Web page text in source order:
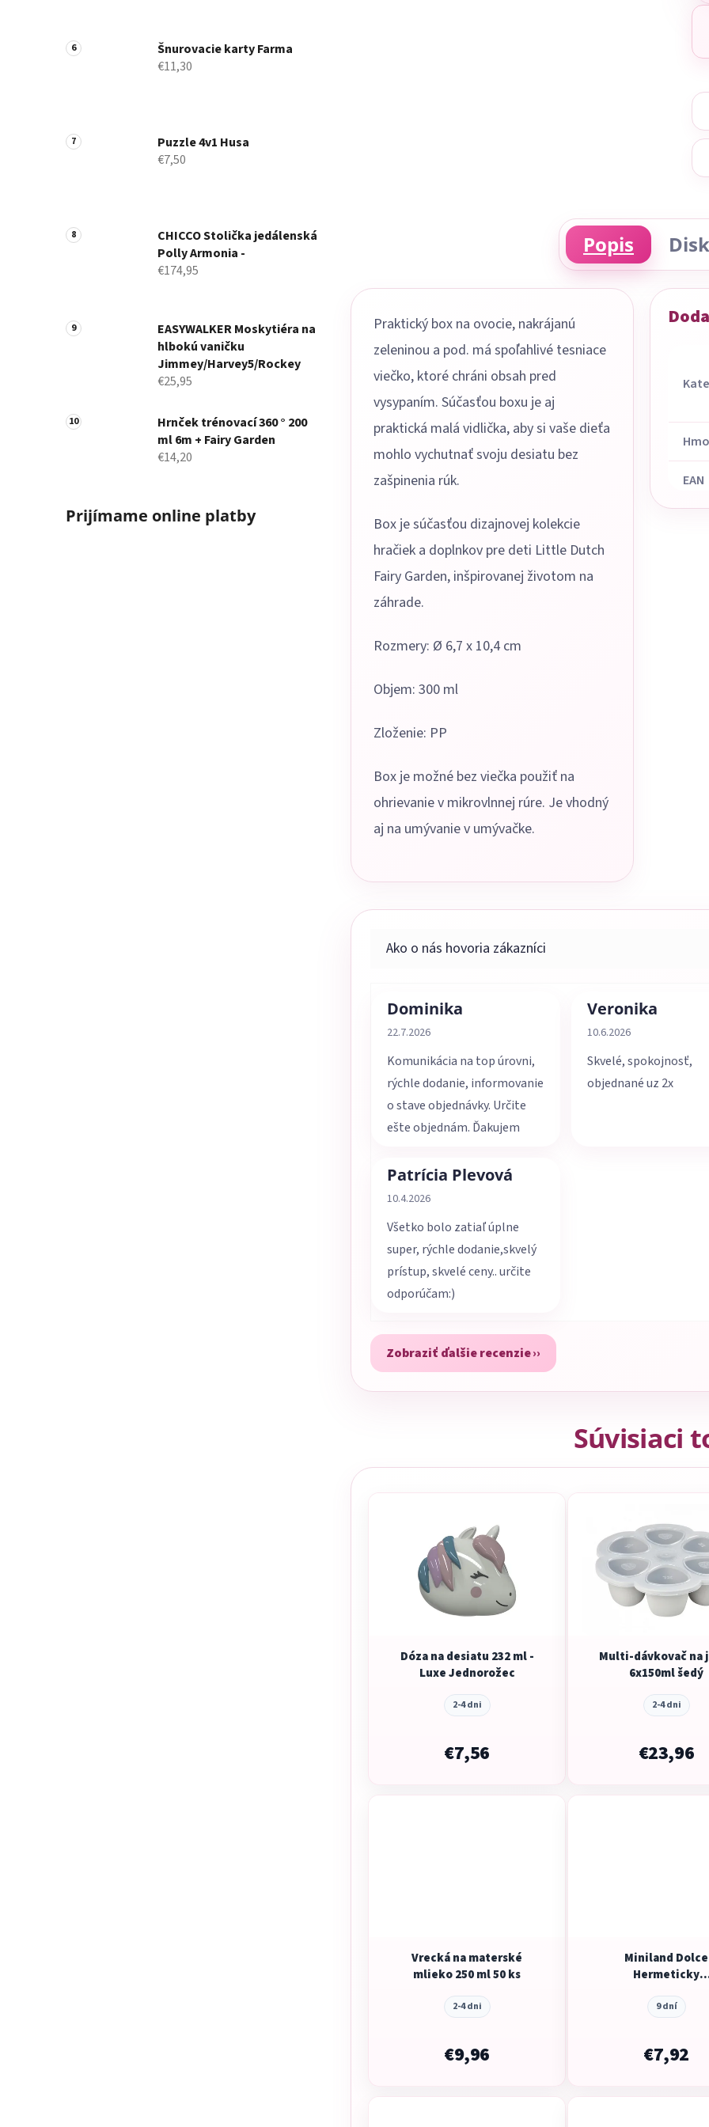
Šnurovacie karty Farma
€11,30
Puzzle 4v1 Husa
€7,50
CHICCO Stolička jedálenská
Polly Armonia -
€174,95
EASYWALKER Moskytiéra na
hlbokú vaničku
Jimmey/Harvey5/Rockey
€25,95
Hrnček trénovací 360 ° 200
ml 6m + Fairy Garden
€14,20
Prijímame online platby
Popis
Praktický box na ovocie, nakrájanú
zeleninou a pod. má spoľahlivé tesniace
viečko, ktoré chráni obsah pred
vysypaním. Súčasťou boxu je aj
praktická malá vidlička, aby si vaše dieťa
mohlo vychutnať svoju desiatu bez
zašpinenia rúk.
Box je súčasťou dizajnovej kolekcie
hračiek a doplnkov pre deti Little Dutch
Fairy Garden, inšpirovanej životom na
záhrade.
Rozmery: Ø 6,7 x 10,4 cm
Objem: 300 ml
Zloženie: PP
Box je možné bez viečka použiť na
ohrievanie v mikrovlnnej rúre. Je vhodný
aj na umývanie v umývačke.
EAN
Dominika
Hodnotenie obchodu je 5 z 5 hviezdičiek.
22.7.2026
Komunikácia na top úrovni,
rýchle dodanie, informovanie
o stave objednávky. Určite
ešte objednám. Ďakujem
Veronika
Hodnotenie obchodu
10.6.2026
Skvelé, spokojnosť,
objednané uz 2x
Patrícia Plevová
Hodnotenie obchodu je 5 z 5 hviezdičiek.
10.4.2026
Všetko bolo zatiaľ úplne
super, rýchle dodanie,skvelý
prístup, skvelé ceny.. určite
odporúčam:)
Zobraziť ďalšie recenzie
Súvisiaci
Dóza na desiatu 232 ml -
Luxe Jednorožec
2-4 dni
€7,56
Multi-dávkovač na
6x150ml šedý
2-4 dni
€23,96
Vrecká na materské
mlieko 250 ml 50 ks
2-4 dni
€9,96
Miniland Dolce
Hermeticky
potraviny, 4x200
9 dní
€7,92